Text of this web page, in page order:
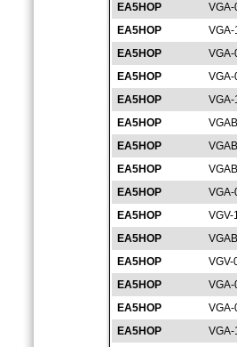
EA5HOP
EA5HOP
EA5HOP
EA5HOP
EA5HOP
EA5HOP
EA5HOP
EA5HOP
EA5HOP
EA5HOP
VGV-
EA5HOP
EA5HOP
VGV-
EA5HOP
EA5HOP
EA5HOP